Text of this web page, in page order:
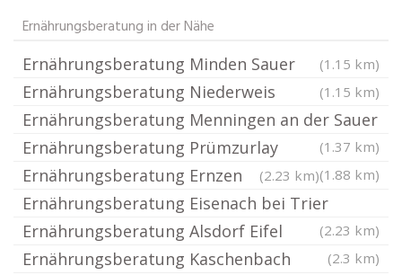
Ernährungsberatung in der Nähe
Ernährungsberatung Minden Sauer (1.15 km)
Ernährungsberatung Niederweis (1.15 km)
Ernährungsberatung Menningen an der Sauer
(1.37 km)
Ernährungsberatung Prümzurlay
(1.88 km)
Ernährungsberatung Ernzen (2.23 km)
Ernährungsberatung Eisenach bei Trier
(2.23 km)
Ernährungsberatung Alsdorf Eifel
(2.3 km)
Ernährungsberatung Kaschenbach